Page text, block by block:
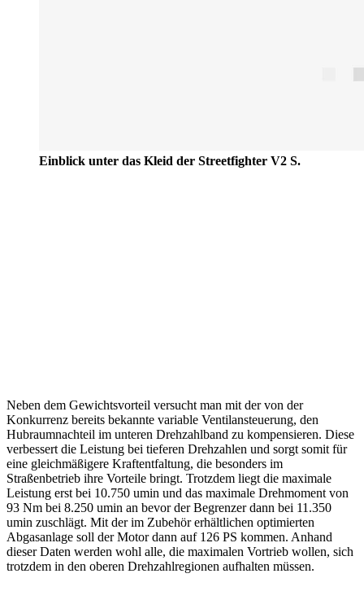
Einblick unter das Kleid der Streetfighter V2 S.
Neben dem Gewichtsvorteil versucht man mit der von der
Konkurrenz bereits bekannte variable Ventilansteuerung, den
Hubraumnachteil im unteren Drehzahlband zu kompensieren. Diese
verbessert die Leistung bei tieferen Drehzahlen und sorgt somit für
eine gleichmäßigere Kraftentfaltung, die besonders im
Straßenbetrieb ihre Vorteile bringt. Trotzdem liegt die maximale
Leistung erst bei 10.750 umin und das maximale Drehmoment von
93 Nm bei 8.250 umin an bevor der Begrenzer dann bei 11.350
umin zuschlägt. Mit der im Zubehör erhältlichen optimierten
Abgasanlage soll der Motor dann auf 126 PS kommen. Anhand
dieser Daten werden wohl alle, die maximalen Vortrieb wollen, sich
trotzdem in den oberen Drehzahlregionen aufhalten müssen.